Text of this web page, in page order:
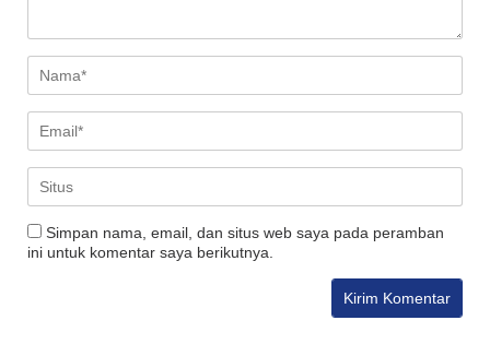
Simpan nama, email, dan situs web saya pada peramban
ini untuk komentar saya berikutnya.